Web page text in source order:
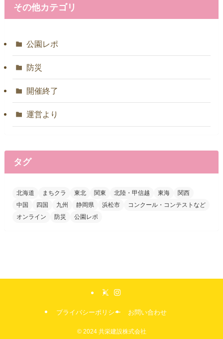
その他カテゴリ
公園レポ
防災
開催終了
運営より
タグ
北海道 まちクラ 東北 関東 北陸・甲信越 東海
関西
中国
四国 九州 静岡県 浜松市
コンクール・コンテストなど
オンライン
防災 公園レポ
プライバシーポリシー お問い合わせ
©2024 共栄建設株式会社